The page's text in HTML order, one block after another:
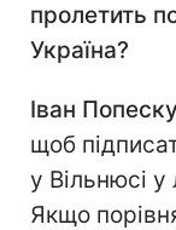
пролетить
Україна?
Іван
щоб
у Вільнюсі у
Якщо